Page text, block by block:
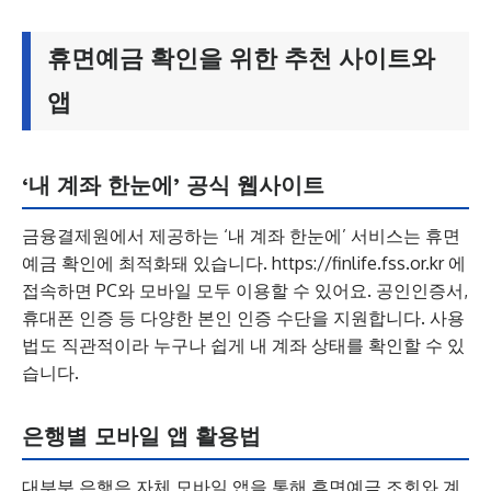
휴면예금 확인을 위한 추천 사이트와
앱
‘내 계좌 한눈에’ 공식 웹사이트
금융결제원에서 제공하는 ‘내 계좌 한눈에’ 서비스는 휴면
예금 확인에 최적화돼 있습니다. https://finlife.fss.or.kr 에
접속하면 PC와 모바일 모두 이용할 수 있어요. 공인인증서,
휴대폰 인증 등 다양한 본인 인증 수단을 지원합니다. 사용
법도 직관적이라 누구나 쉽게 내 계좌 상태를 확인할 수 있
습니다.
은행별 모바일 앱 활용법
대부분 은행은 자체 모바일 앱을 통해 휴면예금 조회와 계